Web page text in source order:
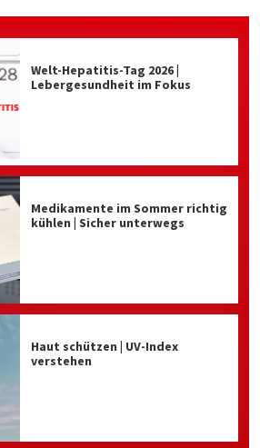
Welt-Hepatitis-Tag 2026 |
Lebergesundheit im Fokus
Medikamente im Sommer richtig
kühlen | Sicher unterwegs
Haut schützen | UV-Index
verstehen